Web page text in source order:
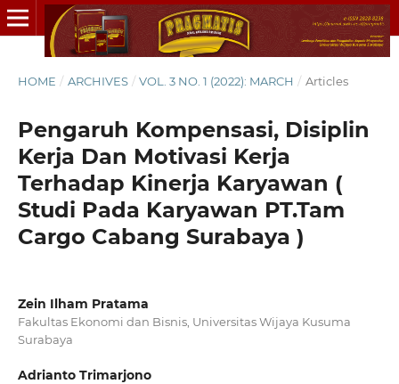
HOME / ARCHIVES / VOL. 3 NO. 1 (2022): MARCH / Articles
Pengaruh Kompensasi, Disiplin
Kerja Dan Motivasi Kerja
Terhadap Kinerja Karyawan (
Studi Pada Karyawan PT.Tam
Cargo Cabang Surabaya )
Zein Ilham Pratama
Fakultas Ekonomi dan Bisnis, Universitas Wijaya Kusuma
Surabaya
Adrianto Trimarjono